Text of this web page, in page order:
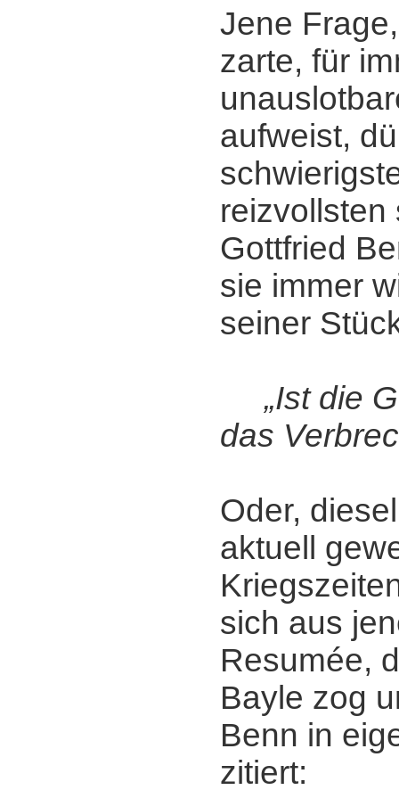
Jene
zarte, für
aufweist,
reizvollsten
Gottfried
sie immer
seiner
„Ist die
das
Oder,
aktuell
sich aus
Resumée,
Bayle zog
Benn in
zitiert: